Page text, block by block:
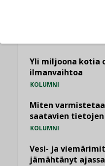
Yli miljoona kotia
ilmanvaihtoa
KOLUMNI
Miten
saatavien
KOLUMNI
Vesi- ja
jämähtänyt